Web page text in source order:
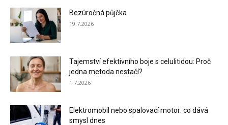
Bezúročná půjčka
19.7.2026
Tajemství efektivního boje s celulitidou: Proč
jedna metoda nestačí?
1.7.2026
Elektromobil nebo spalovací motor: co dává
smysl dnes